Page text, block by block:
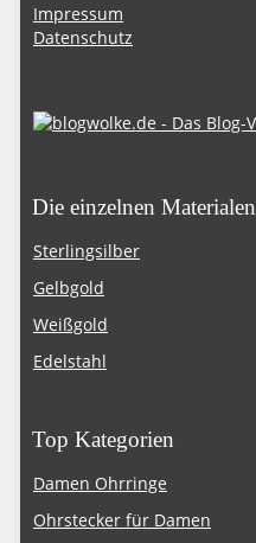
Impressum
Datenschutz
Die einzelnen Materialen
Sterlingsilber
Gelbgold
Weißgold
Edelstahl
Top Kategorien
Damen Ohrringe
Ohrstecker für Damen